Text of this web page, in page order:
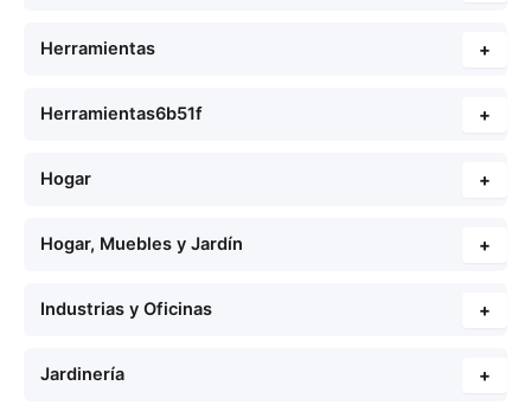
Herramientas +
Herramientas6b51f +
Hogar +
Hogar, Muebles y Jardín +
Industrias y Oficinas +
Jardinería +